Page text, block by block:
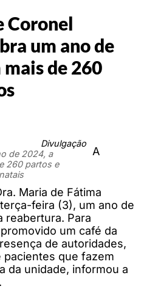
Coronel
um ano de
de 260
Divulgação
de 2024, a
260 partos e
A
Maria de Fátima
feira (3), um ano de
reabertura. Para
um café da
de autoridades,
pacientes que fazem
da unidade, informou a